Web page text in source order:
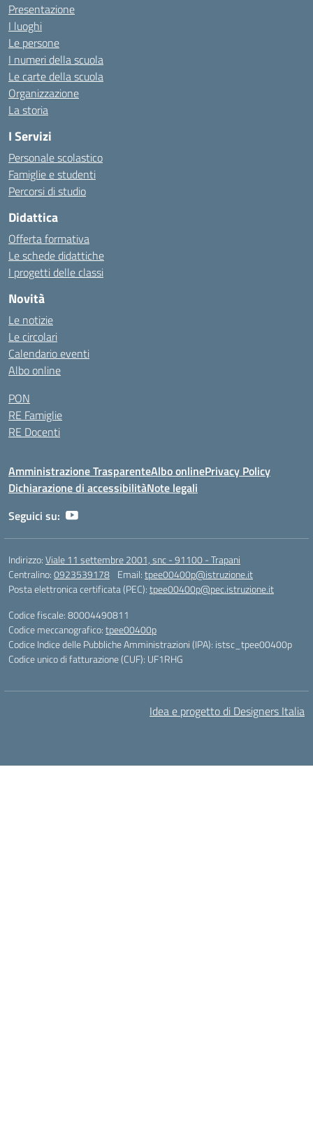
Presentazione
I luoghi
Le persone
I numeri della scuola
Le carte della scuola
Organizzazione
La storia
I Servizi
Personale scolastico
Famiglie e studenti
Percorsi di studio
Didattica
Offerta formativa
Le schede didattiche
I progetti delle classi
Novità
Le notizie
Le circolari
Calendario eventi
Albo online
PON
RE Famiglie
RE Docenti
Amministrazione TrasparenteAlbo onlinePrivacy Policy
Dichiarazione di accessibilitàNote legali
Seguici su:
Indirizzo:Viale 11 settembre 2001, snc - 91100 - Trapani
Centralino:0923539178 Email:tpee00400p@istruzione.it
Posta elettronica certificata (PEC):tpee00400p@pec.istruzione.it
Codice fiscale: 80004490811
Codice meccanografico:tpee00400p
Codice Indice delle Pubbliche Amministrazioni (IPA): istsc_tpee00400p
Codice unico di fatturazione (CUF): UF1RHG
Idea e progetto di Designers Italia